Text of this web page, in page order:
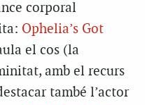
corporal
Ophelia’s Got
el cos (la
amb el recurs
també l’actor